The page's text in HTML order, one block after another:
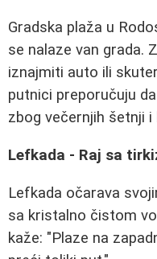
Gradska plaža u
se nalaze van grada.
iznajmiti auto ili
putnici preporučuju
zbog večernjih šetnji
Lefkada - Raj sa
Lefkada očarava
sa kristalno čistom
kaže: "Plaze na